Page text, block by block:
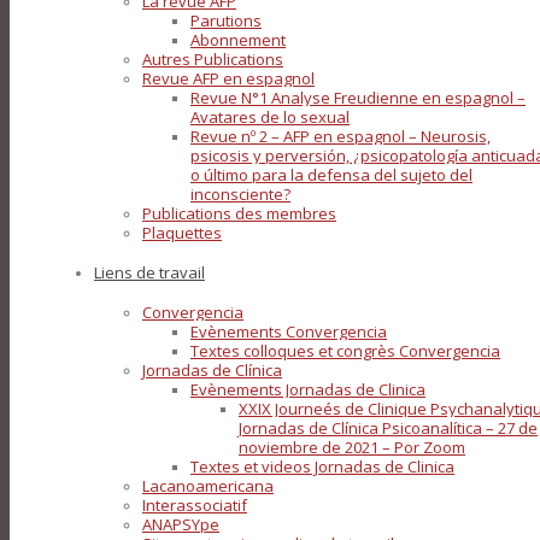
Parutions
Abonnement
Autres Publications
Revue AFP en espagnol
Revue N°1 Analyse Freudienne en espagnol –
Avatares de lo sexual
Revue nº 2 – AFP en espagnol – Neurosis,
psicosis y perversión, ¿psicopatología
o último para la defensa del sujeto del
inconsciente?
Publications des membres
Plaquettes
Liens de travail
Convergencia
Evènements Convergencia
Textes colloques et congrès Convergencia
Jornadas de Clínica
Evènements Jornadas de Clinica
XXIX Journeés de Clinique
Jornadas de Clínica Psicoanalítica – 27 de
noviembre de 2021 – Por Zoom
Textes et videos Jornadas de Clinica
Lacanoamericana
Interassociatif
ANAPSYpe